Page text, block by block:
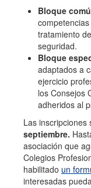
Bloque
tratamiento
seguridad.
Bloque
adaptados a
ejercicio
los Consejos
adheridos al
Las inscripciones
septiembre.
asociación que
Colegios
habilitado un
interesadas